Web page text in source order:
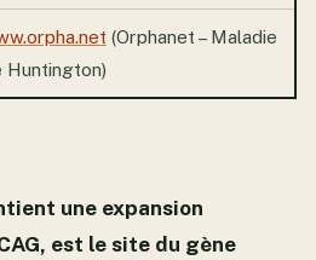
(Orphanet – Maladie
Huntington)
une expansion
est le site du gène